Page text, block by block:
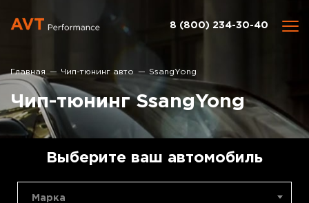
8 (800) 234-30-40
Главная Чип-тюнинг авто SsangYong
Чип-тюнинг SsangYong
Выберите ваш автомобиль
Марка